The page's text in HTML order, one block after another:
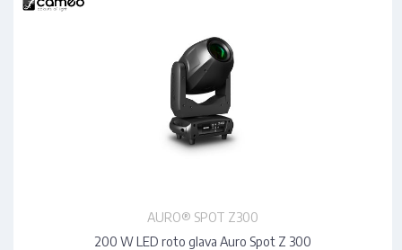
AURO® SPOT Z300
200 W LED roto glava Auro Spot Z 300